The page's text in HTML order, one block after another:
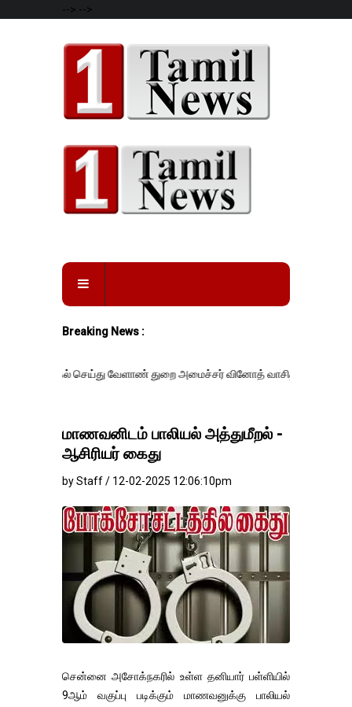
--> -->
Breaking News :
செய்து வேளாண் துறை அமைச்சர் வினோத் வாசித்து வருகிறார். �.
மாணவனிடம் பாலியல் அத்துமீறல் -
ஆசிரியர் கைது
by Staff / 12-02-2025 12:06:10pm
சென்னை அசோக்நகரில் உள்ள தனியார் பள்ளியில்
9ஆம் வகுப்பு படிக்கும் மாணவனுக்கு பாலியல்